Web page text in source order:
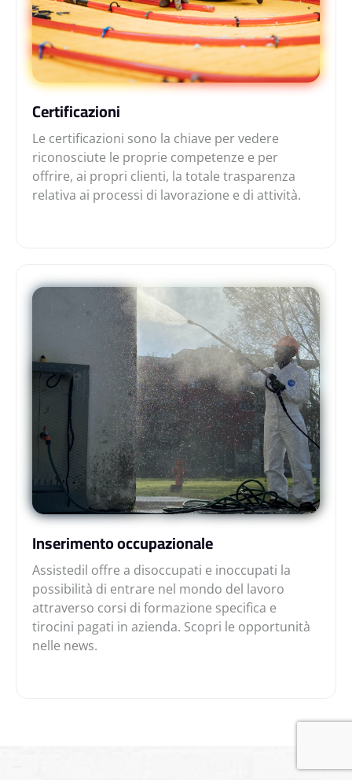
Certificazioni
Le certificazioni sono la chiave per vedere
riconosciute le proprie competenze e per
offrire, ai propri clienti, la totale trasparenza
relativa ai processi di lavorazione e di attività.
Inserimento occupazionale
Assistedil offre a disoccupati e inoccupati la
possibilità di entrare nel mondo del lavoro
attraverso corsi di formazione specifica e
tirocini pagati in azienda. Scopri le opportunità
nelle news.